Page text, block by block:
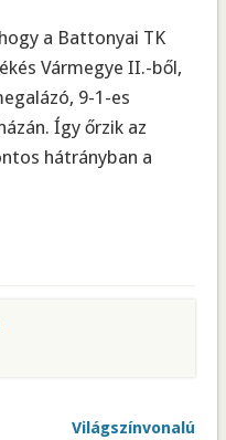
a Battonyai TK
Vármegye II.-ből,
9-1-es
Így őrzik az
hátrányban a
Világszínvonalú